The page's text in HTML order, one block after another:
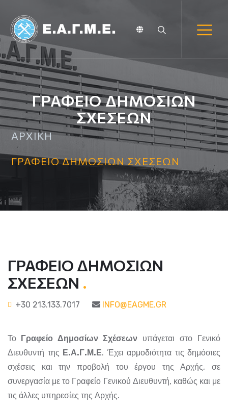
ΓΡΑΦΕΙΟ ΔΗΜΟΣΙΩΝ
ΣΧΕΣΕΩΝ
ΑΡΧΙΚΗ
ΓΡΑΦΕΙΟ ΔΗΜΟΣΙΩΝ ΣΧΕΣΕΩΝ
ΓΡΑΦΕΙΟ ΔΗΜΟΣΙΩΝ
ΣΧΕΣΕΩΝ .
+30 213.133.7017 INFO@EAGME.GR
Το Γραφείο Δημοσίων Σχέσεων υπάγεται στο Γενικό
Διευθυντή της Ε.Α.Γ.Μ.Ε. Έχει αρμοδιότητα τις δημόσιες
σχέσεις και την προβολή του έργου της Αρχής, σε
συνεργασία με το Γραφείο Γενικού Διευθυντή, καθώς και με
τις άλλες υπηρεσίες της Αρχής.